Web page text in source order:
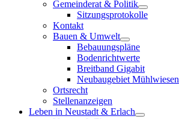
Gemeinderat & Politik
Sitzungsprotokolle
Kontakt
Bauen & Umwelt
Bebauungspläne
Bodenrichtwerte
Breitband Gigabit
Neubaugebiet Mühlwiesen
Ortsrecht
Stellenanzeigen
Leben in Neustadt & Erlach